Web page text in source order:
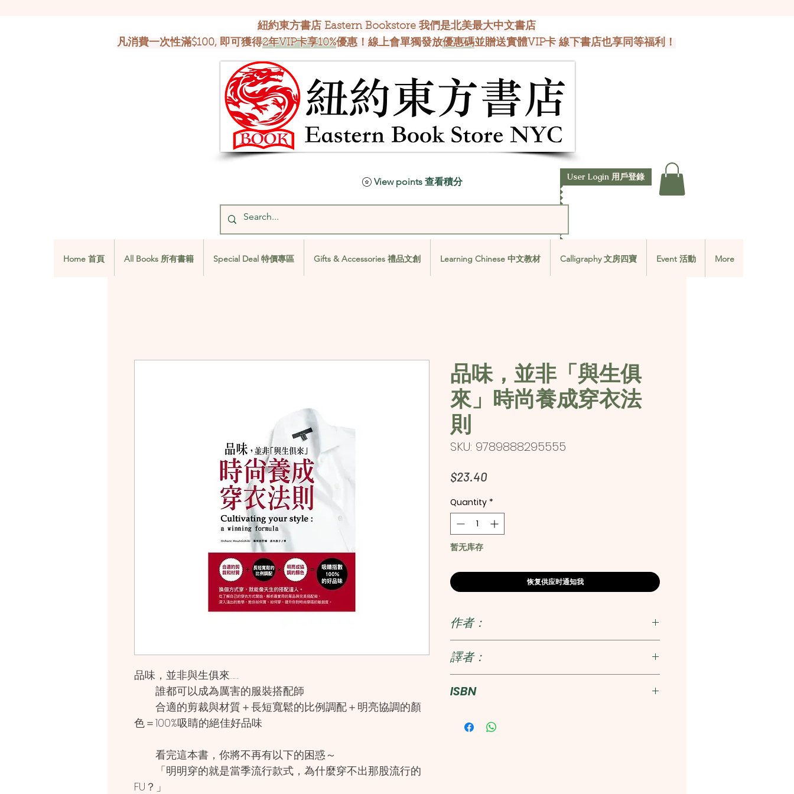
紐約東方書店 Eastern Bookstore 我們是北美最大中文書店
凡消費一次性滿$100, 即可獲得2年VIP卡享10%優惠！線上會單獨發放優惠碼並贈送實體VIP卡 線下書店也享同等福利！
View points 查看積分 User Login 用戶登錄
Home 首頁 All Books 所有書籍 Special Deal 特價專區 Gifts & Accessories 禮品文創 Learning Chinese 中文教材 Calligraphy 文房四寶 Event 活動 More
Home 首頁 All Books 所有書籍 Special Deal 特價專區 Gifts & Accessories 禮品文創 Learning Chinese 中文教材 Calligraphy 文房四寶 Event 活動 More
品味，並非與生俱來……
誰都可以成為厲害的服裝搭配師
合適的剪裁與材質＋長短寬鬆的比例調配＋明亮協調的顏
色＝100%吸睛的絕佳好品味
看完這本書，你將不再有以下的困惑～
「明明穿的就是當季流行款式，為什麼穿不出那股流行的
FU？」
品味，並非「與生俱
來」時尚養成穿衣法
則
SKU: 9789888295555
$23.40Price
Quantity *
暂无库存
恢复供应时通知我
作者：
青木貴子
譯者：
ISBN